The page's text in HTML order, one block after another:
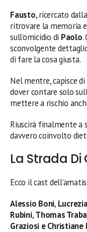
Fausto, ricercato
ritrovare la memoria
sull’omicidio di Paolo.
sconvolgente
di fare la cosa giusta.
Nel mentre, capisce
dover contare solo
mettere a rischio
Riuscirà finalmente a
davvero coinvolto
La Strada
Ecco il cast
Alessio Boni,
Rubini,Thomas
Graziosi e Christiane